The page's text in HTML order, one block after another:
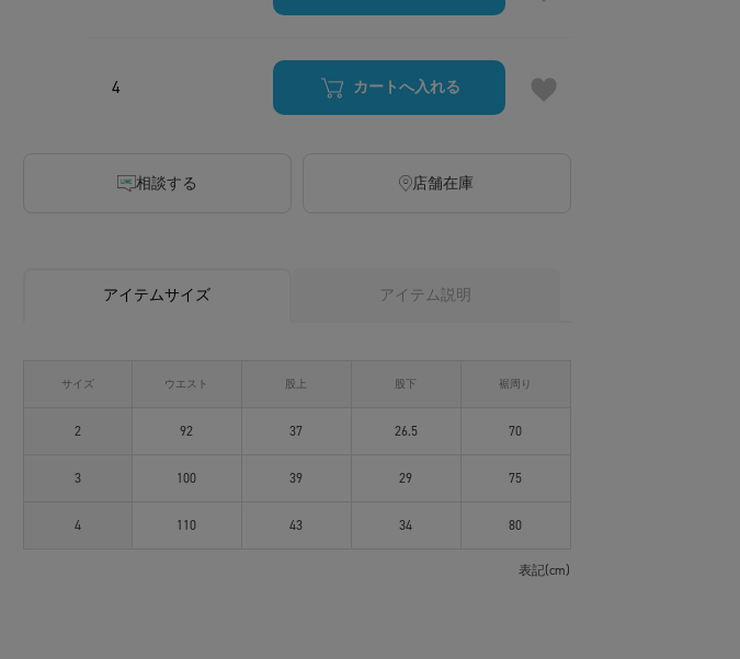
4 カートへ入れる
相談する 店舗在庫
アイテムサイズ アイテム説明
サイズ ウエスト 股上 股下 裾周り
2 92 37 26.5 70
3 100 39 29 75
4 110 43 34 80
表記(cm)